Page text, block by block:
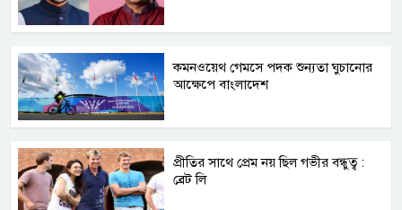
কমনওয়েথ গেমসে পদক শুন্যতা ঘুচানোর
আক্ষেপে বাংলাদেশ
প্রীতির সাথে প্রেম নয় ছিল গভীর বন্ধুত্ব :
ব্রেট লি